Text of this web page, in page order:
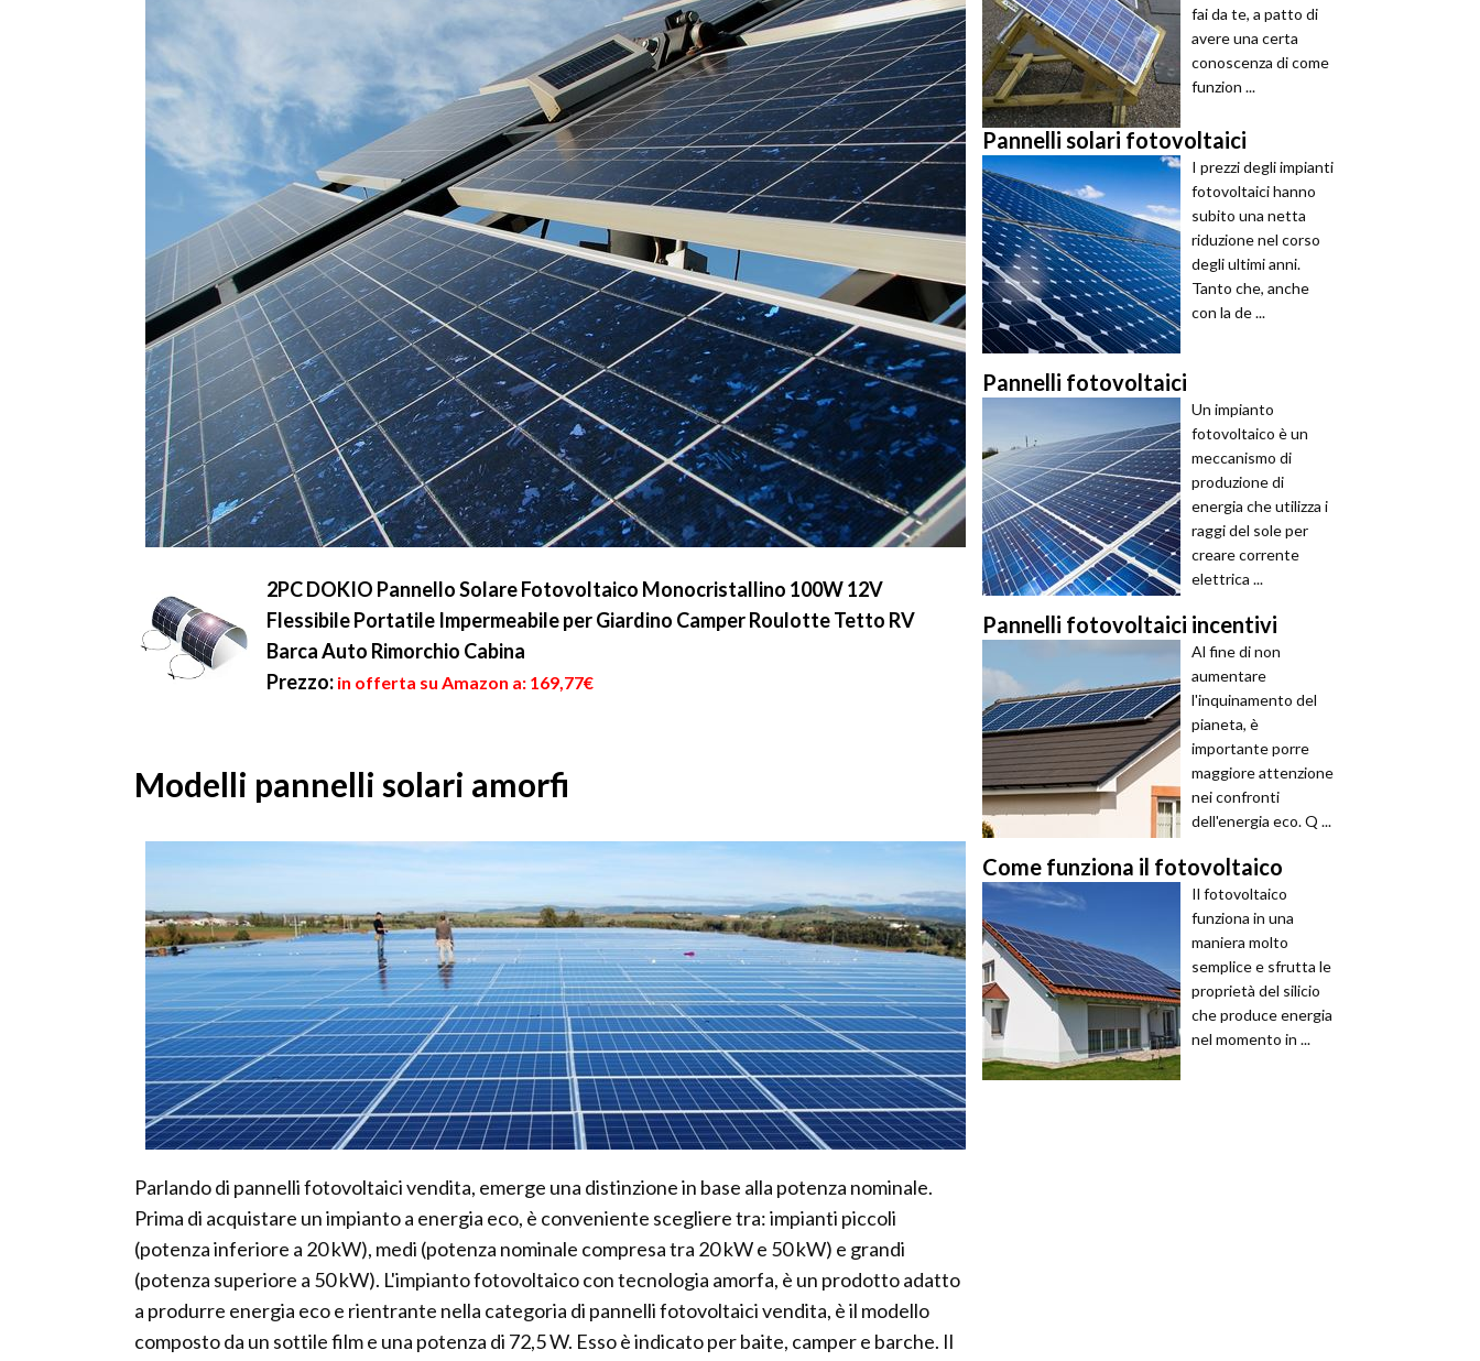
2PC DOKIO Pannello Solare Fotovoltaico Monocristallino 100W 12V
Flessibile Portatile Impermeabile per Giardino Camper Roulotte Tetto RV
Barca Auto Rimorchio Cabina
Prezzo: in offerta su Amazon a: 169,77€
Modelli pannelli solari amorfi
Parlando di pannelli fotovoltaici vendita, emerge una distinzione in base alla potenza nominale.
Prima di acquistare un impianto a energia eco, è conveniente scegliere tra: impianti piccoli
(potenza inferiore a 20 kW), medi (potenza nominale compresa tra 20 kW e 50 kW) e grandi
(potenza superiore a 50 kW). L'impianto fotovoltaico con tecnologia amorfa, è un prodotto adatto
a produrre energia eco e rientrante nella categoria di pannelli fotovoltaici vendita, è il modello
composto da un sottile film e una potenza di 72,5 W. Esso è indicato per baite, camper e barche. Il
fai da te, a patto di
avere una certa
conoscenza di come
funzion ...
Pannelli solari fotovoltaici
I prezzi degli impianti
fotovoltaici hanno
subito una netta
riduzione nel corso
degli ultimi anni.
Tanto che, anche
con la de ...
Pannelli fotovoltaici
Un impianto
fotovoltaico è un
meccanismo di
produzione di
energia che utilizza i
raggi del sole per
creare corrente
elettrica ...
Pannelli fotovoltaici incentivi
Al fine di non
aumentare
l'inquinamento del
pianeta, è
importante porre
maggiore attenzione
nei confronti
dell'energia eco. Q ...
Come funziona il fotovoltaico
Il fotovoltaico
funziona in una
maniera molto
semplice e sfrutta le
proprietà del silicio
che produce energia
nel momento in ...